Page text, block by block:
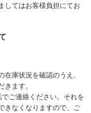
してはお客様負担にてお
庫状況を確認のうえ、
ます。
ご連絡ください。それを
きなくなりますので、ご